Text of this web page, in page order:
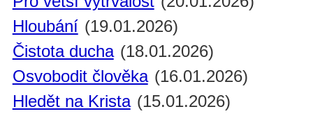
Hloubání (19.01.2026)
Čistota ducha (18.01.2026)
Osvobodit člověka (16.01.2026)
Hledět na Krista (15.01.2026)